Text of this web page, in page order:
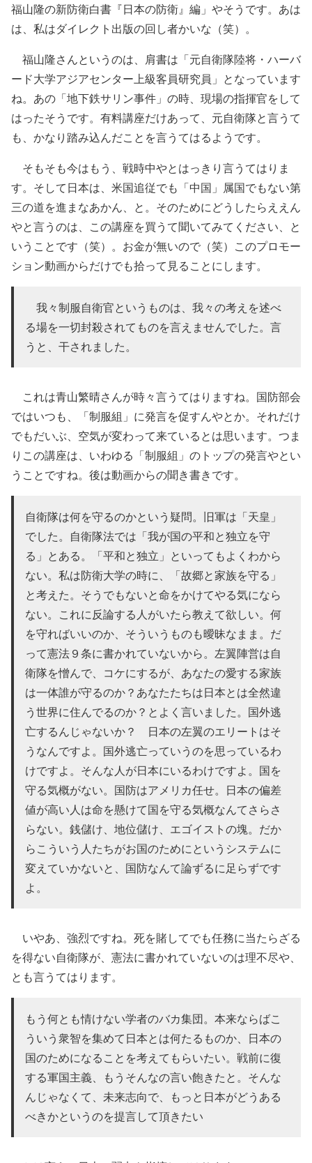
福山隆の新防衛白書『日本の防衛』編」やそうです。あは
は、私はダイレクト出版の回し者かいな（笑）。
福山隆さんというのは、肩書は「元自衛隊陸将・ハーバ
ード大学アジアセンター上級客員研究員」となっています
ね。あの「地下鉄サリン事件」の時、現場の指揮官をして
はったそうです。有料講座だけあって、元自衛隊と言うて
も、かなり踏み込んだことを言うてはるようです。
そもそも今はもう、戦時中やとはっきり言うてはりま
す。そして日本は、米国追従でも「中国」属国でもない第
三の道を進まなあかん、と。そのためにどうしたらええん
やと言うのは、この講座を買うて聞いてみてください、と
いうことです（笑）。お金が無いので（笑）このプロモー
ション動画からだけでも拾って見ることにします。
我々制服自衛官というものは、我々の考えを述べ
る場を一切封殺されてものを言えませんでした。言
うと、干されました。
これは青山繁晴さんが時々言うてはりますね。国防部会
ではいつも、「制服組」に発言を促すんやとか。それだけ
でもだいぶ、空気が変わって来ているとは思います。つま
りこの講座は、いわゆる「制服組」のトップの発言やとい
うことですね。後は動画からの聞き書きです。
自衛隊は何を守るのかという疑問。旧軍は「天皇」
でした。自衛隊法では「我が国の平和と独立を守
る」とある。「平和と独立」といってもよくわから
ない。私は防衛大学の時に、「故郷と家族を守る」
と考えた。そうでもないと命をかけてやる気になら
ない。これに反論する人がいたら教えて欲しい。何
を守ればいいのか、そういうものも曖昧なまま。だ
って憲法９条に書かれていないから。左翼陣営は自
衛隊を憎んで、コケにするが、あなたの愛する家族
は一体誰が守るのか？あなたたちは日本とは全然違
う世界に住んでるのか？とよく言いました。国外逃
亡するんじゃないか？ 日本の左翼のエリートはそ
うなんですよ。国外逃亡っていうのを思っているわ
けですよ。そんな人が日本にいるわけですよ。国を
守る気概がない。国防はアメリカ任せ。日本の偏差
値が高い人は命を懸けて国を守る気概なんてさらさ
らない。銭儲け、地位儲け、エゴイストの塊。だか
らこういう人たちがお国のためにというシステムに
変えていかないと、国防なんて論ずるに足らずです
よ。
いやあ、強烈ですね。死を賭してでも任務に当たらざる
を得ない自衛隊が、憲法に書かれていないのは理不尽や、
とも言うてはります。
もう何とも情けない学者のバカ集団。本来ならばこ
ういう衆智を集めて日本とは何たるものか、日本の
国のためになることを考えてもらいたい。戦前に復
する軍国主義、もうそんなの言い飽きたと。そんな
んじゃなくて、未来志向で、もっと日本がどうある
べきかというのを提言して頂きたい